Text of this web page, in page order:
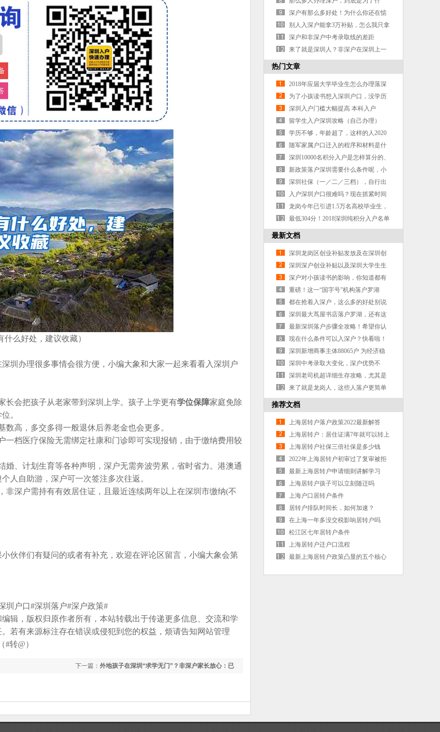
什么好处，建议收藏）
办理很多事情会很方便，小编大象和大家一起来看看入深圳户
会把孩子从老家带到深圳上学。孩子上学更有学位保障家庭免除
。
高，多交多得一般退休后养老金也会更多。
一档医疗保险无需绑定社康和门诊即可实现报销，由于缴纳费用较
婚、计划生育等各种声明，深户无需奔波劳累，省时省力。港澳通
人自助游，深户可一次签注多次往返。
非深户需持有有效居住证，且最近连续两年以上在深圳市缴纳(不
伴们有疑问的或者有补充，欢迎在评论区留言，小编大象会第
户口#深圳落户#深户政策#
辑，版权归原作者所有，本站转载出于传递更多信息、交流和学
若有来源标注存在错误或侵犯到您的权益，烦请告知网站管理
转@）
下一篇： 外地孩子在深圳“求学无门”？非深户家长放心：已
么？
深户有那么多好处！为什么你还在惦
记着老家的那一亩三分地
别人入深户能拿3万补贴，怎么我只拿
1.5万？原来还有这些补贴没领
深户和非深户中考录取线的差距
来了就是深圳人？非深户在深圳上一
所高中有多难？
热门文章
2018年应届大学毕业生怎么办理落深
户？
为了小孩读书想入深圳户口，没学历
怎么办？
深圳入户门槛大幅提高 本科入户
留学生入户深圳攻略（自己办理）
学历不够，年龄超了，这样的人2020
年还有机会入深户吗？
随军家属户口迁入的程序和材料是什
么？｜军路问答
深圳10000名积分入户是怎样算分的、
一图给你解释
新政策落户深圳需要什么条件呢，小
柒给大家列出来了哦
深圳社保（一／二／三档），自行出
省就医，如何备案？报销比例？
入户深圳户口很难吗？现在抓紧时间
办或许还来得及
龙岗今年已引进1.5万名高校毕业生，
打造深圳东部人才高地
最低304分！2018深圳纯积分入户名单
公布！快看看有没有你？
最新文档
深圳龙岗区创业补贴发放及在深圳创
业有资金补贴吗？
深圳深户创业补贴以及深圳大学生生
创业补贴
深户对小孩读书的影响，你知道都有
哪些吗？
重磅！这一“国字号”机构落户罗湖
都在抢着入深户，这么多的好处别说
你没有动心？
深圳最大茑屋书店落户罗湖，还有这
些文创新势力将涌现
最新深圳落户步骤全攻略！希望你认
真阅读，不要走我踩过的坑！
现在什么条件可以入深户？快看啦！
深圳新增商事主体88065户 为经济稳
增长注入“新鲜血液”
深圳中考录取大变化，深户优势不
再？
深圳老司机超详细生存攻略，尤其是
毕业生务必看看
来了就是龙岗人，这些人落户更简单
啦！超全攻略来袭
推荐文档
上海居转户落户政策2022最新解答
上海居转户：居住证满7年就可以转上
海户口吗？
上海居转户社保三倍社保是多少钱
2022年上海居转户初审过了复审被拒
概率0
最新上海居转户申请细则讲解学习
上海居转户孩子可以立刻随迁吗
上海户口居转户条件
居转户排队时间长，如何加速？
在上海一年多没交税影响居转户吗
松江区七年居转户条件
上海居转户迁户口流程
最新上海居转户政策凸显的五个核心